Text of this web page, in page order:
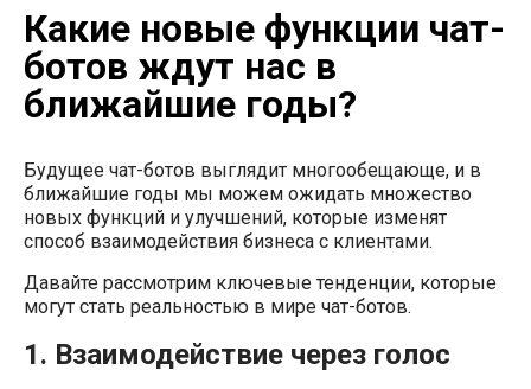
Какие новые функции чат-
ботов ждут нас в
ближайшие годы?
Будущее чат-ботов выглядит многообещающе, и в
ближайшие годы мы можем ожидать множество
новых функций и улучшений, которые изменят
способ взаимодействия бизнеса с клиентами.
Давайте рассмотрим ключевые тенденции, которые
могут стать реальностью в мире чат-ботов.
1. Взаимодействие через голос